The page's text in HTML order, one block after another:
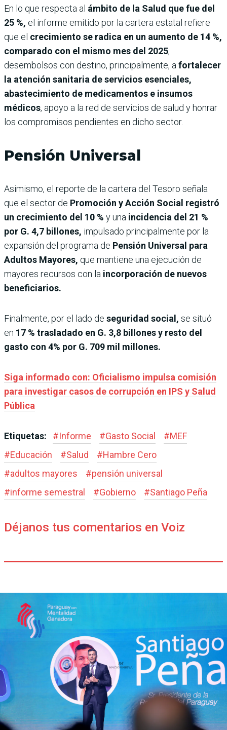
En lo que respecta al ámbito de la Salud que fue del
25 %, el informe emitido por la cartera estatal refiere
que el crecimiento se radica en un aumento de 14 %,
comparado con el mismo mes del 2025,
desembolsos con destino, principalmente, a fortalecer
la atención sanitaria de servicios esenciales,
abastecimiento de medicamentos e insumos
médicos, apoyo a la red de servicios de salud y honrar
los compromisos pendientes en dicho sector.
Pensión Universal
Asimismo, el reporte de la cartera del Tesoro señala
que el sector de Promoción y Acción Social registró
un crecimiento del 10 % y una incidencia del 21 %
por G. 4,7 billones, impulsado principalmente por la
expansión del programa de Pensión Universal para
Adultos Mayores, que mantiene una ejecución de
mayores recursos con la incorporación de nuevos
beneficiarios.
Finalmente, por el lado de seguridad social, se situó
en 17 % trasladado en G. 3,8 billones y resto del
gasto con 4% por G. 709 mil millones.
Siga informado con: Oficialismo impulsa comisión
para investigar casos de corrupción en IPS y Salud
Pública
Etiquetas: #Informe #Gasto Social #MEF
#Educación #Salud #Hambre Cero
#adultos mayores #pensión universal
#informe semestral #Gobierno #Santiago Peña
Déjanos tus comentarios en Voiz